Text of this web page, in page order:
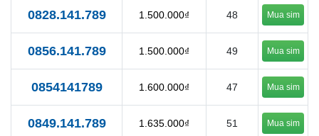
0828.141.789 1.500.000₫ 48 Mua sim
0856.141.789 1.500.000₫ 49 Mua sim
0854141789 1.600.000₫ 47 Mua sim
0849.141.789 1.635.000₫ 51 Mua sim